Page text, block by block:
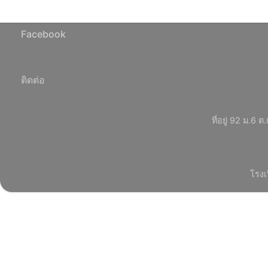
Facebook
ติดต่อ
ที่อยู่ 92 ม.6 ต.
โรง